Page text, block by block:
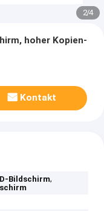
3/4
hoher Kopien-
Kontakt
Bildschirm,